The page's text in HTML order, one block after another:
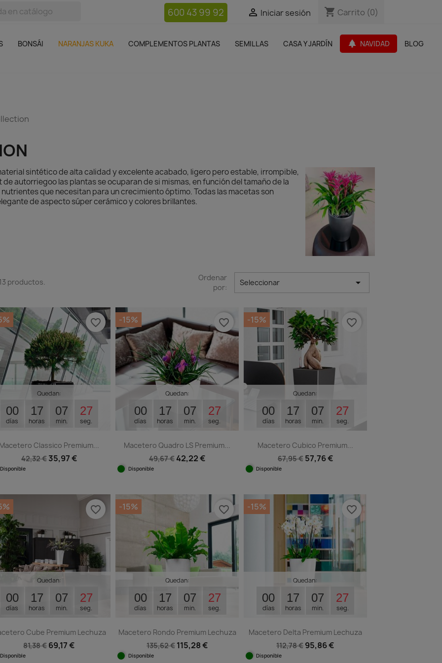
 Iniciar sesión shopping_cart Carrito (0)
600 43 99 92  Iniciar sesión shopping_cart Carrito (0)
BONSÁI NARANJAS KUKA COMPLEMENTOS PLANTAS SEMILLAS CASA Y JARDÍN park NAVIDAD BLOG
Complementos plantas Muebles Jardín
sintético de alta calidad y excelente acabado, ligero pero estable, irrompible,
de autorriegoo las plantas se ocuparan de si mismas, en función del tamaño de la
que necesitan para un crecimiento óptimo. Todas las macetas son
de aspecto súper cerámico y colores brillantes.
productos.
Ordenar
por:
Seleccionar 
Quedan:
00
días
17
horas
07
min.
26
seg.
Classico Premium...
42,32 € 35,97 €
Disponible
favorite_border
Quedan:
00
días
17
horas
07
min.
26
seg.
Macetero Quadro LS Premium...
49,67 € 42,22 €
Disponible
-15% favorite_border
Quedan:
00
días
17
horas
07
min.
26
seg.
Macetero Cubico Premium...
67,95 € 57,76 €
Disponible
-15%
+2
favorite_border
Quedan:
00
días
17
horas
07
min.
26
seg.
Cube Premium Lechuza
81,38 €69,17 €
Disponible
favorite_border
Quedan:
00
días
17
horas
07
min.
26
seg.
Macetero Rondo Premium Lechuza
135,62 € 115,28 €
Disponible
-15% favorite_border
Quedan:
00
días
17
horas
07
min.
26
seg.
Macetero Delta Premium Lechuza
112,78 € 95,86 €
Disponible
-15% favorite_border